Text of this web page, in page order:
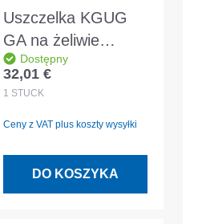
Uszczelka KGUG
GA na żeliwie
DN/OD 160
Dostępny
Cena regularna:
32,01 €
1 STÜCK
Ceny z VAT plus koszty wysyłki
DO KOSZYKA